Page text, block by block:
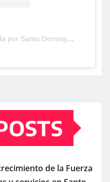
Una publicación compartida por Santo Domingo Oeste TV (@santodomingooestetv)
de la Fuerza